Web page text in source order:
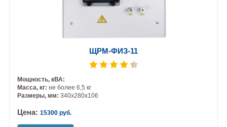
ЩРМ-ФИЗ-11
Мощность, кВА:
Масса, кг:не более 6,5 кг
Размеры, мм:340х280х106
Цена:15300 руб.